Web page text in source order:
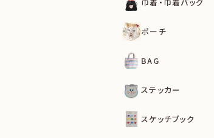
巾着・巾着バッグ
ポーチ
BAG
ステッカー
スケッチブック